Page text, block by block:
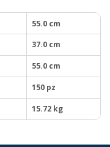
55.0 cm
37.0 cm
55.0 cm
150 pz
15.72 kg